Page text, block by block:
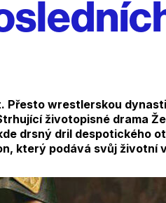
Přesto wrestlerskou
životopisné drama
drsný dril despotického
který podává svůj životní